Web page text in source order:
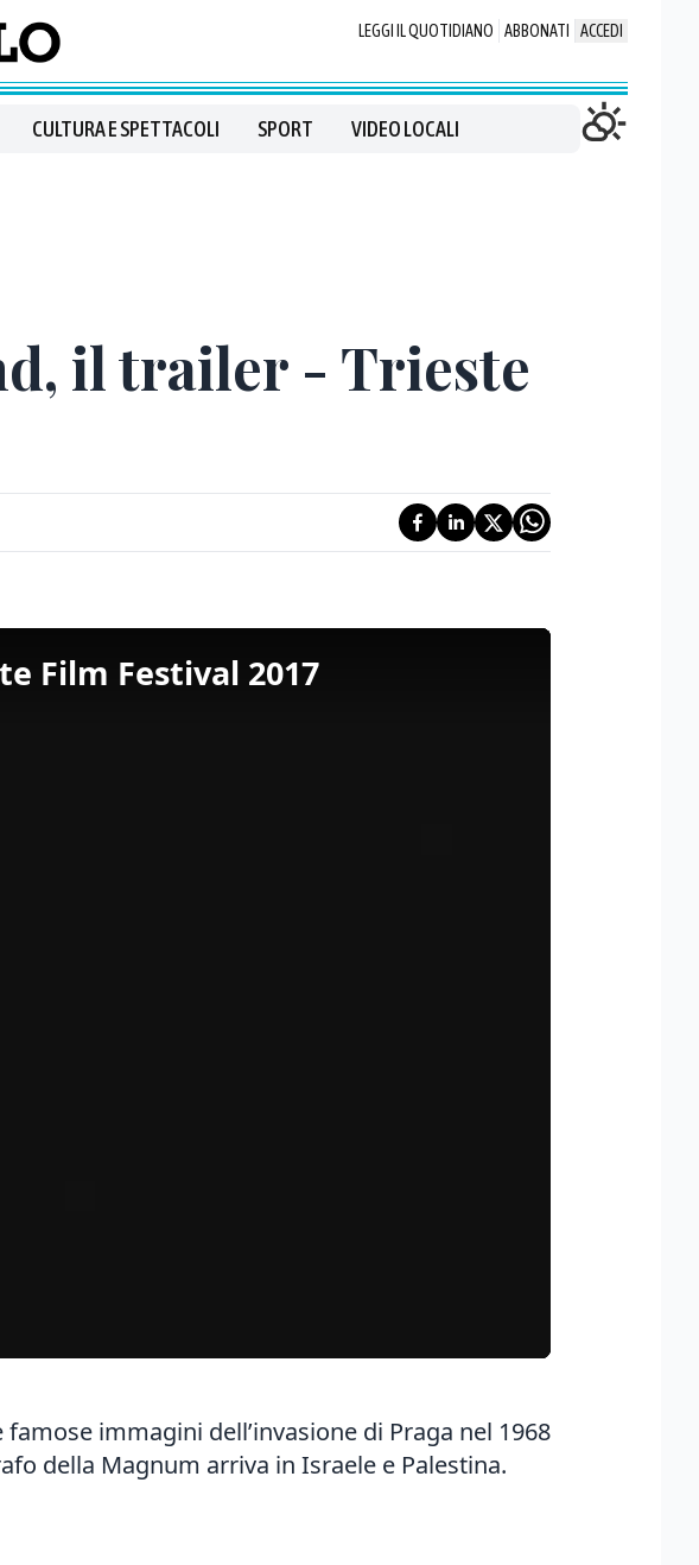
LEGGI IL QUOTIDIANO ABBONATI ACCEDI
CULTURA E SPETTACOLI SPORT VIDEO LOCALI
il trailer - Trieste
Film Festival 2017
immagini dell’invasione di Praga nel 1968
della Magnum arriva in Israele e Palestina.